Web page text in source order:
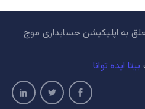
به اپلیکیشن حسابداری موج
بیتا ایده توانا